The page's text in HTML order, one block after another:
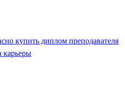
купить диплом преподавателя
карьеры